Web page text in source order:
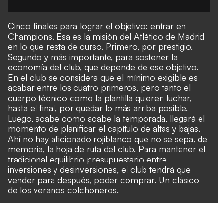
Cinco finales para lograr el objetivo: entrar en
Champions. Esa es la misión del Atlético de Madrid
en lo que resta de curso. Primero, por prestigio.
Segundo y más importante, para sostener la
economía del club, que depende de ese objetivo.
En el club se considera que el mínimo exigible es
acabar entre los cuatro primeros, pero tanto el
cuerpo técnico como la plantilla quieren luchar,
hasta el final, por quedar lo más arriba posible.
Luego, acabe como acabe la temporada, llegará el
momento de planificar el capítulo de altas y bajas.
Ahí no hay aficionado rojiblanco que no se sepa, de
memoria, la hoja de ruta del club. Para mantener el
tradicional equilibrio presupuestario entre
inversiones y desinversiones, el club tendrá que
vender para después, poder comprar. Un clásico
de los veranos colchoneros.